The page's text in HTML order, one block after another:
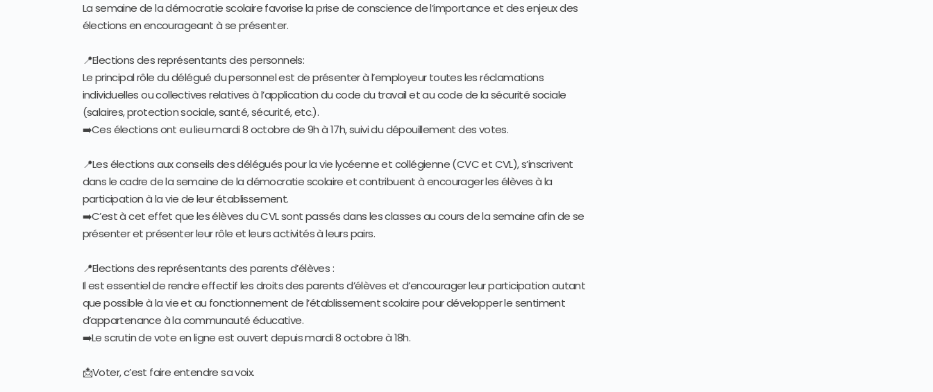
La semaine de la démocratie scolaire favorise la prise de conscience de l’importance et des enjeux des
élections en encourageant à se présenter.
📍Elections des représentants des personnels:
Le principal rôle du délégué du personnel est de présenter à l’employeur toutes les réclamations
individuelles ou collectives relatives à l’application du code du travail et au code de la sécurité sociale
(salaires, protection sociale, santé, sécurité, etc.).
➡️Ces élections ont eu lieu mardi 8 octobre de 9h à 17h, suivi du dépouillement des votes.
📍Les élections aux conseils des délégués pour la vie lycéenne et collégienne (CVC et CVL), s’inscrivent
dans le cadre de la semaine de la démocratie scolaire et contribuent à encourager les élèves à la
participation à la vie de leur établissement.
➡️C’est à cet effet que les élèves du CVL sont passés dans les classes au cours de la semaine afin de se
présenter et présenter leur rôle et leurs activités à leurs pairs.
📍Elections des représentants des parents d’élèves :
Il est essentiel de rendre effectif les droits des parents d’élèves et d’encourager leur participation autant
que possible à la vie et au fonctionnement de l’établissement scolaire pour développer le sentiment
d’appartenance à la communauté éducative.
➡️Le scrutin de vote en ligne est ouvert depuis mardi 8 octobre à 18h.
📩Voter, c’est faire entendre sa voix.